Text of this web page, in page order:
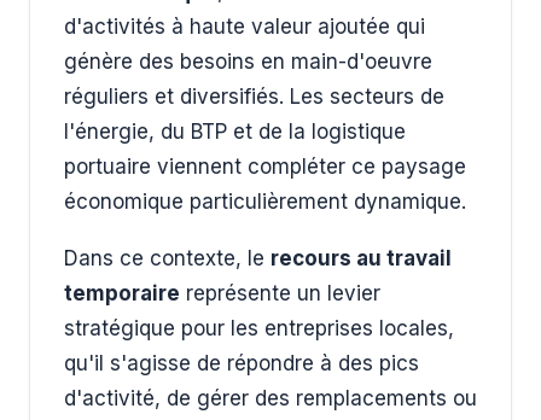
d'activités à haute valeur ajoutée qui
génère des besoins en main-d'oeuvre
réguliers et diversifiés. Les secteurs de
l'énergie, du BTP et de la logistique
portuaire viennent compléter ce paysage
économique particulièrement dynamique.
Dans ce contexte, le recours au travail
temporaire représente un levier
stratégique pour les entreprises locales,
qu'il s'agisse de répondre à des pics
d'activité, de gérer des remplacements ou